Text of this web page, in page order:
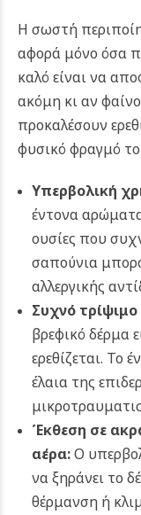
Η σωστή
αφορά μόνο όσα
καλό είναι να
ακόμη κι αν
προκαλέσουν
φυσικό φραγμό
Υπερβολική
έντονα
ουσίες που
σαπούνια
αλλεργικής
Συχνό
βρεφικό δέρμα
ερεθίζεται. Το
έλαια της
Έκθεση σε
αέρα:Ο
να ξηράνει το
θέρμανση ή